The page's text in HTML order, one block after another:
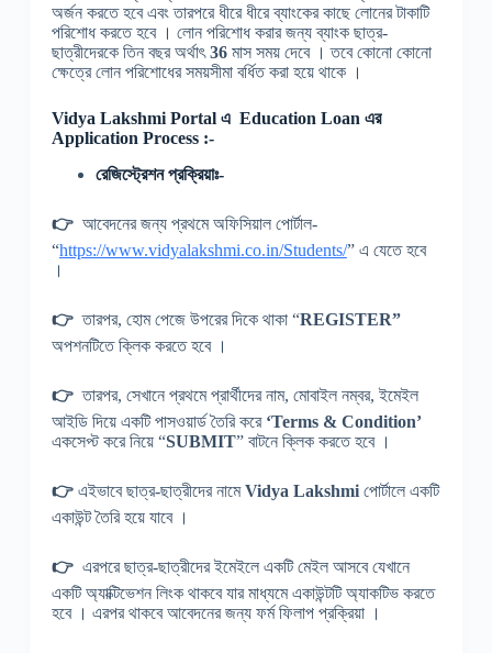
অর্জন করতে হবে এবং তারপরে ধীরে ধীরে ব্যাংকের কাছে লোনের টাকাটি
পরিশোধ করতে হবে । লোন পরিশোধ করার জন্য ব্যাংক ছাত্র-
ছাত্রীদেরকে তিন বছর অর্থাৎ36মাস সময় দেবে । তবে কোনো কোনো
ক্ষেত্রে লোন পরিশোধের সময়সীমা বর্ধিত করা হয়ে থাকে ।
Vidya Lakshmi Portal এ Education Loan এর
Application Process :-
রেজিস্ট্রেশন প্রক্রিয়াঃ-
👉 আবেদনের জন্য প্রথমে অফিসিয়াল পোর্টাল-
“https://www.vidyalakshmi.co.in/Students/” এ যেতে হবে
।
👉তারপর, হোম পেজে উপরের দিকে থাকা “REGISTER”
অপশনটিতে ক্লিক করতে হবে ।
👉তারপর, সেখানে প্রথমে প্রার্থীদের নাম, মোবাইল নম্বর, ইমেইল
আইডি দিয়ে একটি পাসওয়ার্ড তৈরি করে ‘Terms & Condition’
একসেপ্ট করে নিয়ে “SUBMIT” বাটনে ক্লিক করতে হবে ।
👉 এইভাবে ছাত্র-ছাত্রীদের নামেVidya Lakshmiপোর্টালে একটি
একাউন্ট তৈরি হয়ে যাবে ।
👉 এরপরে ছাত্র-ছাত্রীদের ইমেইলে একটি মেইল আসবে যেখানে
একটি অ্যাক্টিভেশন লিংক থাকবে যার মাধ্যমে একাউন্টটি অ্যাকটিভ করতে
হবে । এরপর থাকবে আবেদনের জন্য ফর্ম ফিলাপ প্রক্রিয়া ।